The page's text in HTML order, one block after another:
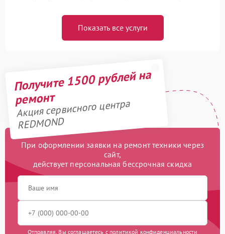
Показать все услуги
Получите 1500 рублей на
ремонт
Акция сервисного центра
REDMOND
При оформлении заявки на ремонт техники через
сайт,
действует персональная бессрочная скидка
Отправляя, Вы соглашаетесь с политикой конфиденциальности